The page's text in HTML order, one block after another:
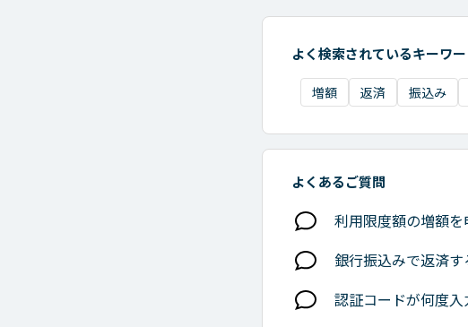
よくあるご質問
利用限度額の増額
銀行振込みで返済
認証コードが何度
よく検索されているキーワ
増額 返済 振込み